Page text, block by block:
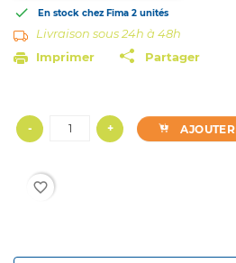
 En stock chez Fima 2 unités
Livraison sous 24h à 48h
Imprimer
Partager
- + AJOUTER
favorite_border